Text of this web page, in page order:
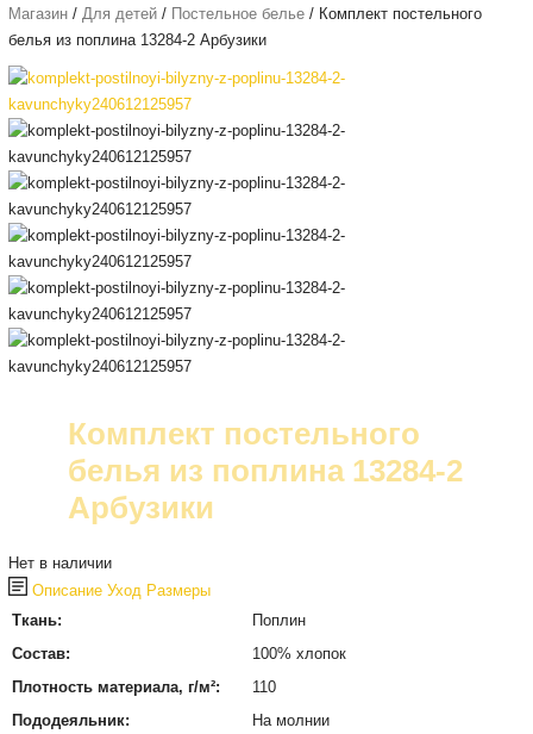
Магазин/ Для детей/ Постельное белье / Комплект постельного
белья из поплина 13284-2 Арбузики
Комплект постельного
белья из поплина 13284-2
Арбузики
Нет в наличии
Описание Уход Размеры
Ткань:
Поплин
Состав:
100% хлопок
Плотность материала, г/м²:
110
Пододеяльник:
На молнии